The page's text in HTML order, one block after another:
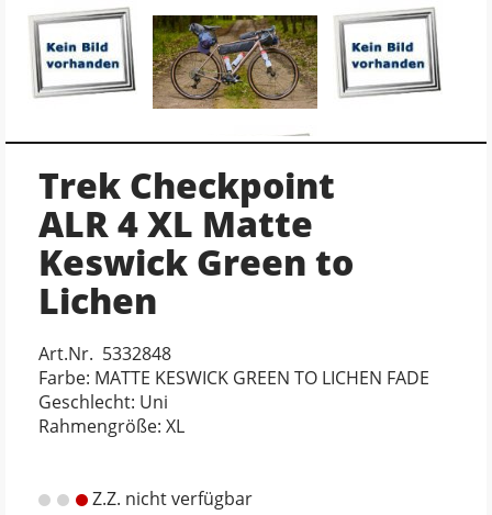
Trek Checkpoint
ALR 4 XL Matte
Keswick Green to
Lichen
Art.Nr. 5332848
Farbe: MATTE KESWICK GREEN TO LICHEN FADE
Geschlecht: Uni
Rahmengröße: XL
Z.Z. nicht verfügbar